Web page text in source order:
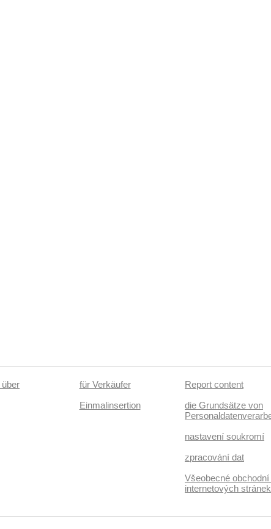
für Verkäufer
Einmalinsertion
Report content
die Grundsätze von
nastavení soukromí
zpracování dat
Všeobecné
internetových